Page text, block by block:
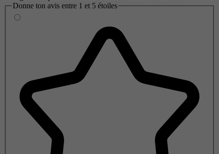
Donne ton avis entre 1 et 5 étoiles